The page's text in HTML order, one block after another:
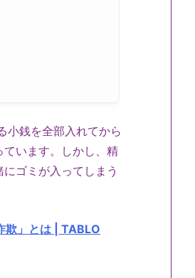
小銭を全部入れてから
います。しかし、精
ゴミが入ってしまう
欺」とは | TABLO